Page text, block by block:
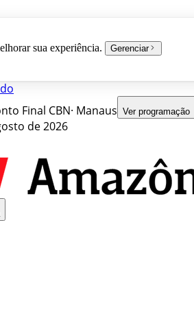
sua experiência. Gerenciar
Final CBN· Manaus Ver programação
de 2026